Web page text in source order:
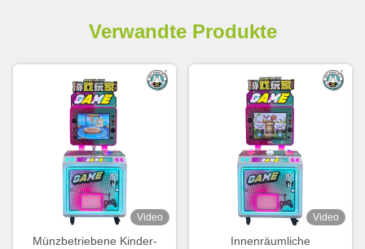
Verwandte Produkte
Video
Münzbetriebene Kinder-
Video
Innenräumliche